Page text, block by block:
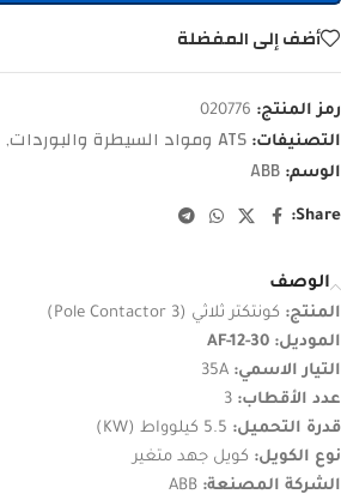
أضف إلى المفضلة
رمز المنتج: 020776
التصنيفات: ATS ومواد السيطرة والبوردات ,
الوسم: ABB
Share:
الوصف
المنتج: كونتكتر ثلاثي (3 Pole Contactor)
الموديل: AF-12-30
التيار الاسمي:
عدد الأقطاب:
قدرة التحميل:
نوع الكويل: كويل جهد متغير
الشركة المصنعة: